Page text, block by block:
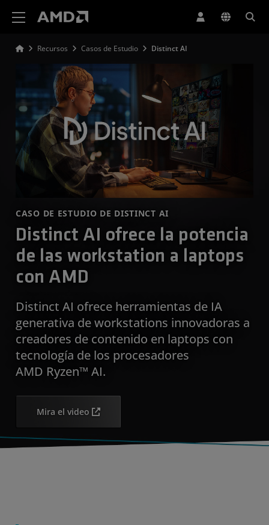
Recursos Casos de Estudio Distinct AI
CASO DE ESTUDIO DE DISTINCT AI
Distinct AI ofrece la potencia
de las workstation a laptops
con AMD
Distinct AI ofrece herramientas de IA
generativa de workstations innovadoras a
creadores de contenido en laptops con
tecnología de los procesadores
AMD Ryzen™ AI.
Mira el video